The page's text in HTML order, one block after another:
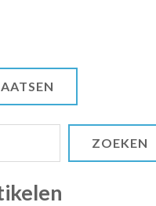
ZOEKEN